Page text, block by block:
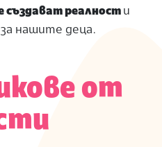
реалност и
нашите деца.
от